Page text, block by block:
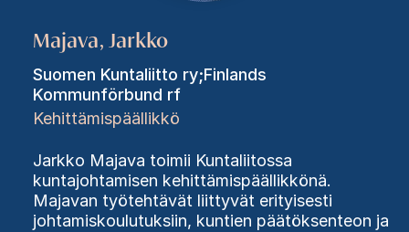
Majava, Jarkko
Suomen Kuntaliitto ry;Finlands
Kommunförbund rf
Kehittämispäällikkö
Jarkko Majava toimii Kuntaliitossa
kuntajohtamisen kehittämispäällikkönä.
Majavan työtehtävät liittyvät erityisesti
johtamiskoulutuksiin, kuntien päätöksenteon ja